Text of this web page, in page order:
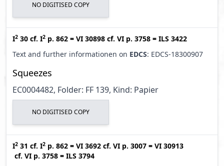
NO DIGITISED COPY
I2 30 cf. I2 p. 862 = VI 30898 cf. VI p. 3758 = ILS 3422
Text and further informationen on EDCS: EDCS-18300907
Squeezes
EC0004482, Folder: FF 139, Kind: Papier
NO DIGITISED COPY
I2 31 cf. I2 p. 862 = VI 3692 cf. VI p. 3007 = VI 30913
cf. VI p. 3758 = ILS 3794